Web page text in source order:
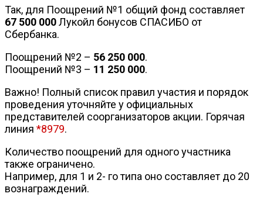
Так, для Поощрений №1 общий фонд составляет
67 500 000Лукойл бонусов СПАСИБО от
Сбербанка.
Поощрений №2 – 56 250 000.
Поощрений №3 – 11 250 000.
Важно! Полный список правил участия и порядок
проведения уточняйте у официальных
представителей соорганизаторов акции. Горячая
линия *8979.
Количество поощрений для одного участника
также ограничено.
Например, для 1 и 2- го типа оно составляет до 20
вознаграждений.